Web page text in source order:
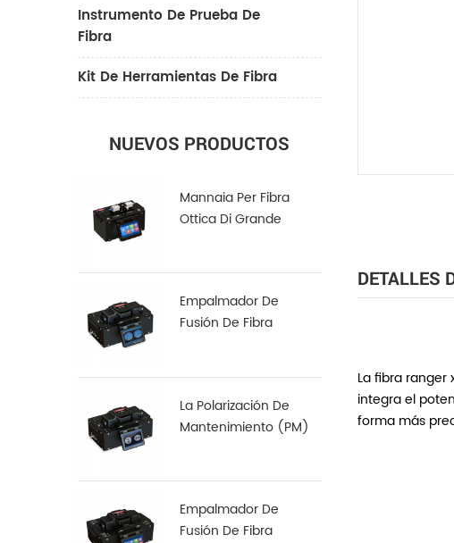
Instrumento De Prueba De
Fibra
Kit De Herramientas De Fibra
NUEVOS PRODUCTOS
Mannaia Per Fibra
Ottica Di Grande
Empalmador De
Fusión De Fibra
La Polarización De
Mantenimiento (PM)
Empalmador De
Fusión De Fibra
DETALLES
La fibra
integra el
forma más